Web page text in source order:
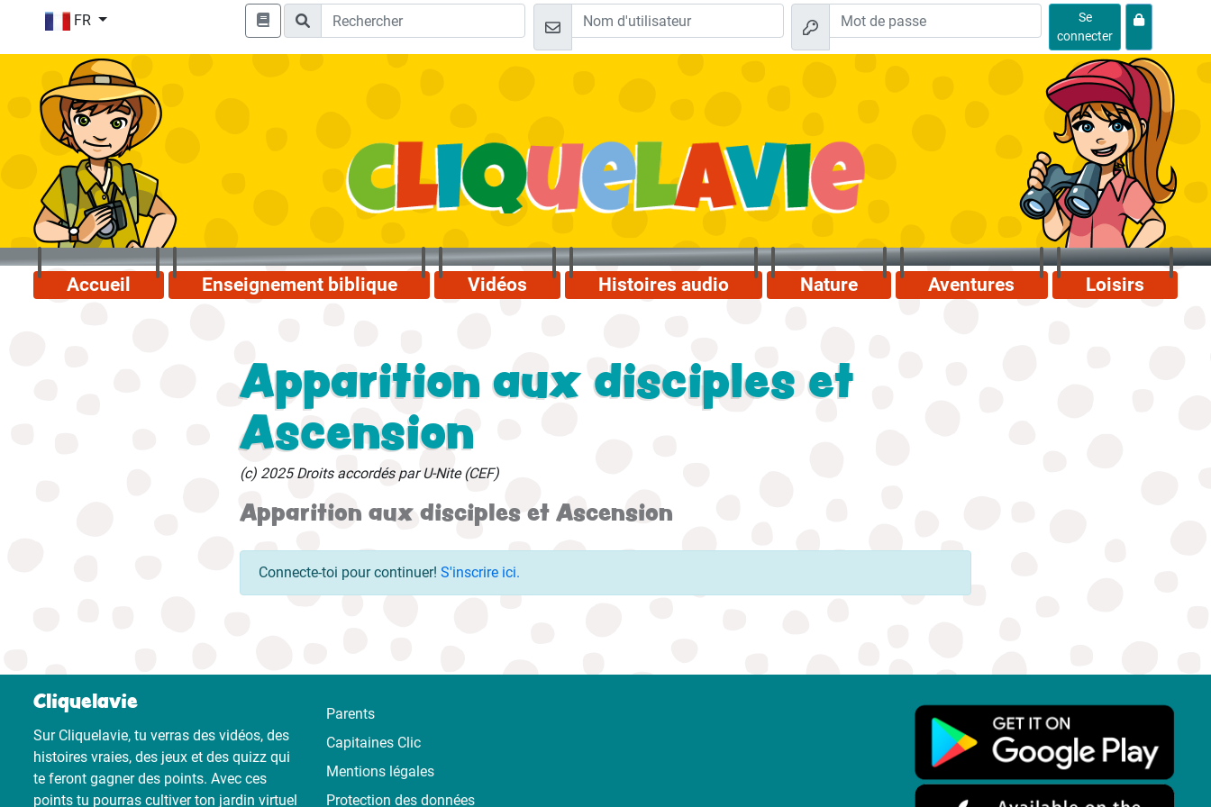
FR
Se
connecter
Accueil Enseignement biblique Vidéos Histoires audio Nature Aventures Loisirs
Apparition aux disciples et
Ascension
(c) 2025 Droits accordés par U-Nite (CEF)
Apparition aux disciples et Ascension
Connecte-toi pour continuer!S'inscrire ici.
Cliquelavie
Sur Cliquelavie, tu verras des vidéos, des
histoires vraies, des jeux et des quizz qui
te feront gagner des points. Avec ces
points tu pourras cultiver ton jardin virtuel
Parents
Capitaines Clic
Mentions légales
Protection des données